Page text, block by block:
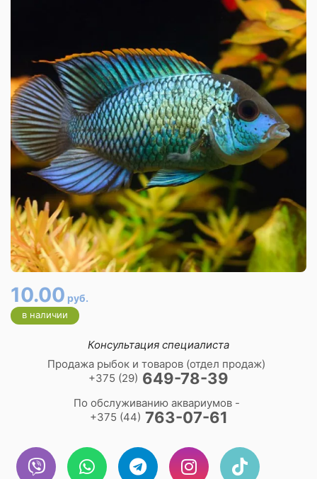
10.00 руб.
в наличии
Консультация специалиста
Продажа рыбок и товаров (отдел продаж)
+375 (29) 649-78-39
По обслуживанию аквариумов -
+375 (44) 763-07-61